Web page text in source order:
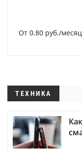
От 0.80 руб./месяц
ТЕХНИКА